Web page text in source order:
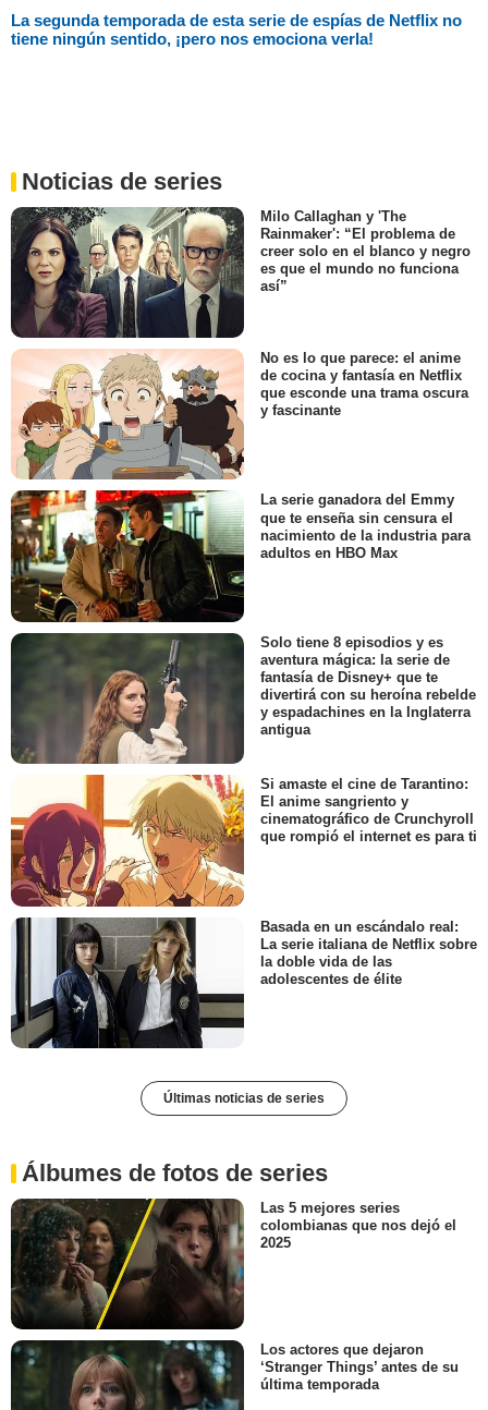
La segunda temporada de esta serie de espías de Netflix no
tiene ningún sentido, ¡pero nos emociona verla!
Noticias de series
Milo Callaghan y 'The
Rainmaker': “El problema de
creer solo en el blanco y negro
es que el mundo no funciona
así”
No es lo que parece: el anime
de cocina y fantasía en Netflix
que esconde una trama oscura
y fascinante
La serie ganadora del Emmy
que te enseña sin censura el
nacimiento de la industria para
adultos en HBO Max
Solo tiene 8 episodios y es
aventura mágica: la serie de
fantasía de Disney+ que te
divertirá con su heroína rebelde
y espadachines en la Inglaterra
antigua
Si amaste el cine de Tarantino:
El anime sangriento y
cinematográfico de Crunchyroll
que rompió el internet es para ti
Basada en un escándalo real:
La serie italiana de Netflix sobre
la doble vida de las
adolescentes de élite
Últimas noticias de series
Álbumes de fotos de series
Las 5 mejores series
colombianas que nos dejó el
2025
Los actores que dejaron
‘Stranger Things’ antes de su
última temporada